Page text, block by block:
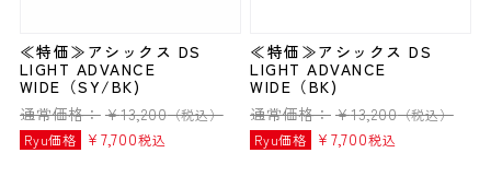
≪特価≫アシックス DS
LIGHT ADVANCE
WIDE（SY/BK)
通常価格： ¥13,200（税込）
Ryu価格
¥ 7,700税込
≪特価≫アシックス DS
LIGHT ADVANCE
WIDE（BK)
通常価格： ¥13,200（税込）
Ryu価格
¥ 7,700税込